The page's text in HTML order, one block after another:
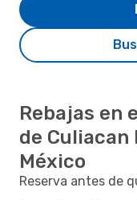
Rebajas en
de Culiacan
México
Reserva antes de